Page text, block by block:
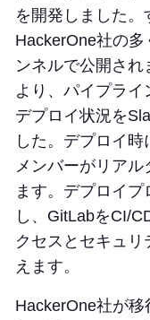
を開発しました。
HackerOne社の
ンネルで公開さ
より、パイプライ
デプロイ状況を
した。デプロイ
メンバーがリアル
ます。デプロイ
し、GitLabをCI/
クセスとセキュ
えます。
HackerOne社が